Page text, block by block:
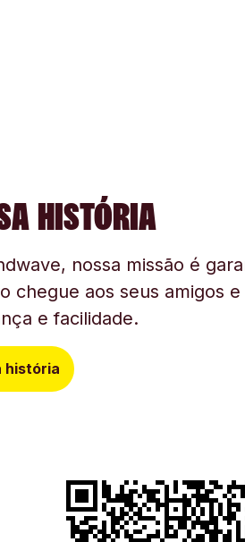
HISTÓRIA
nossa missão é
chegue aos seus amigos
e facilidade.
história